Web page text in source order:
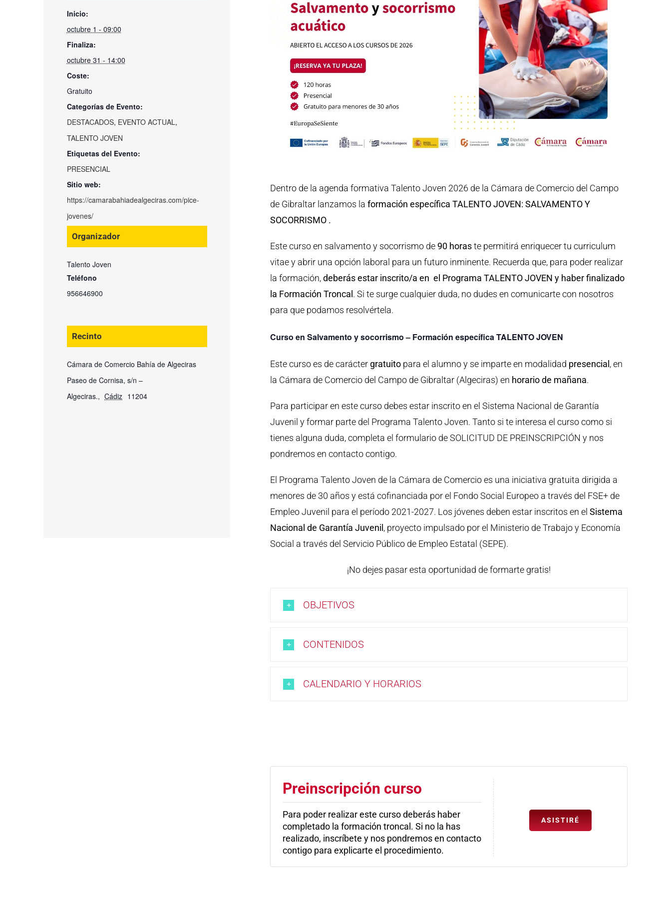
Dentro de la agenda formativa Talento Joven 2026 de la Cámara de Comercio del Campo
de Gibraltar lanzamos laformación específica TALENTO JOVEN: SALVAMENTO Y
SOCORRISMO .
Este curso en salvamento y socorrismo de 90 horaste permitirá enriquecer tu curriculum
vitae y abrir una opción laboral para un futuro inminente. Recuerda que, para poder realizar
la formación,deberás estar inscrito/a en el Programa TALENTO JOVEN y haber finalizado
la Formación Troncal. Si te surge cualquier duda, no dudes en comunicarte con nosotros
para que podamos resolvértela.
Curso en Salvamento y socorrismo – Formación específica TALENTO JOVEN
Este curso es de carácter gratuito para el alumno y se imparte en modalidad presencial, en
la Cámara de Comercio del Campo de Gibraltar (Algeciras) en horario de mañana.
Para participar en este curso debes estar inscrito en el Sistema Nacional de Garantía
Juvenil y formar parte del Programa Talento Joven. Tanto si te interesa el curso como si
tienes alguna duda, completa el formulario de SOLICITUD DE PREINSCRIPCIÓN y nos
pondremos en contacto contigo.
El Programa Talento Joven de la Cámara de Comercio es una iniciativa gratuita dirigida a
menores de 30 años y está cofinanciada por el Fondo Social Europeo a través del FSE+ de
Empleo Juvenil para el período 2021-2027. Los jóvenes deben estar inscritos en elSistema
Nacional de Garantía Juvenil, proyecto impulsado por el Ministerio de Trabajo y Economía
Social a través del Servicio Público de Empleo Estatal (SEPE).
¡No dejes pasar esta oportunidad de formarte gratis!
OBJETIVOS
CONTENIDOS
CALENDARIO Y HORARIOS
Preinscripción curso
Para poder realizar este curso deberás haber
completado la formación troncal. Si no la has
realizado, inscríbete y nos pondremos en contacto
contigo para explicarte el procedimiento.
ASISTIRÉ
Inicio:
octubre 1 - 09:00
Finaliza:
octubre 31 - 14:00
Coste:
Gratuito
Categorías de Evento:
DESTACADOS, EVENTO ACTUAL,
TALENTO JOVEN
Etiquetas del Evento:
PRESENCIAL
Sitio web:
https://camarabahiadealgeciras.com/pice-
jovenes/
Organizador
Talento Joven
Teléfono
956646900
Recinto
Cámara de Comercio Bahía de Algeciras
Paseo de Cornisa, s/n –
Algeciras., Cádiz 11204